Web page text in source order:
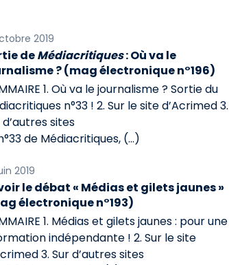
2019
deMédiacritiques: Où va le
? (mag électronique n°196)
1. Où va le journalisme ? Sortie du
n°33 ! 2. Sur le site d’Acrimed 3.
d’autres sites
de Médiacritiques, (…)
2019
le débat « Médias et gilets jaunes »
électronique n°193)
1. Médias et gilets jaunes : pour une
indépendante ! 2. Sur le site
3. Sur d’autres sites